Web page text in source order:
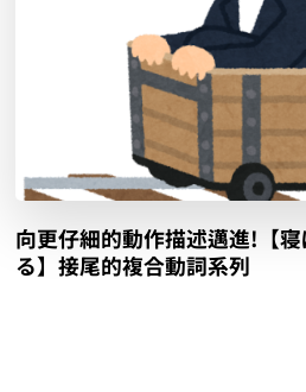
向更仔細的動作描述邁進!【
る】接尾的複合動詞系列